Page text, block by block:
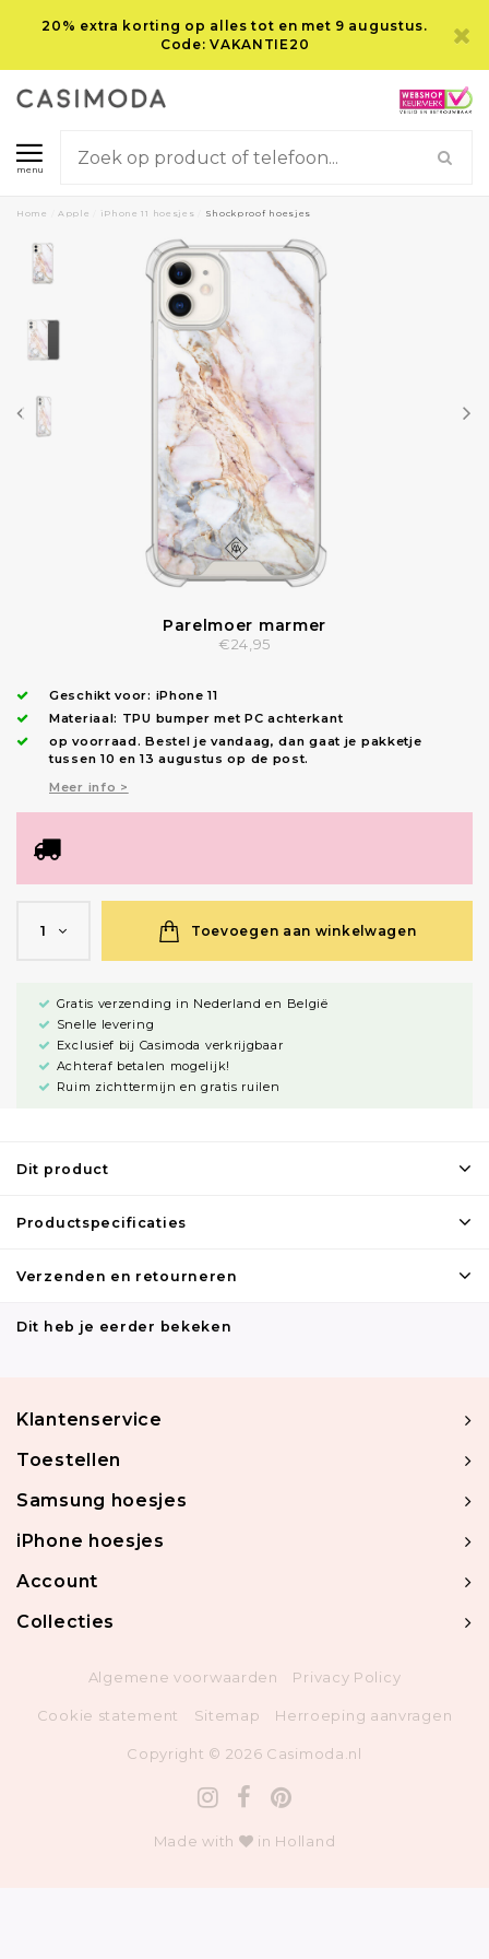
20% extra korting op alles tot en met 9 augustus.
Code: VAKANTIE20
menu
Home Apple iPhone 11 hoesjes Shockproof hoesjes
Parelmoer marmer
€24,95
Geschikt voor: iPhone 11
Materiaal: TPU bumper met PC achterkant
op voorraad.Bestel je vandaag, dan gaat je pakketje
tussen 10 en 13 augustus op de post.
Meer info >
1 Toevoegen aan winkelwagen
Gratis verzending in Nederland en België
Snelle levering
Exclusief bij Casimoda verkrijgbaar
Achteraf betalen mogelijk!
Ruim zichttermijn en gratis ruilen
Dit product
Productspecificaties
Verzenden en retourneren
Dit heb je eerder bekeken
Klantenservice
Toestellen
Samsung hoesjes
iPhone hoesjes
Account
Collecties
Algemene voorwaarden Privacy Policy
Cookie statement Sitemap Herroeping aanvragen
Copyright © 2026 Casimoda.nl
Made with in Holland